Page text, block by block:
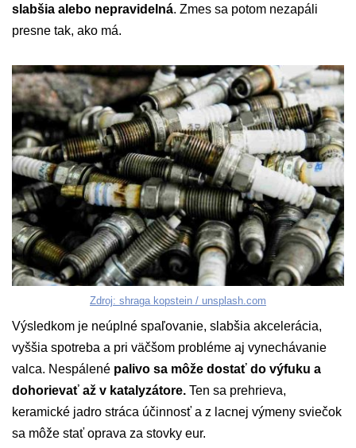
slabšia alebo nepravidelná. Zmes sa potom nezapáli
presne tak, ako má.
Zdroj: shraga kopstein / unsplash.com
Výsledkom je neúplné spaľovanie, slabšia akcelerácia,
vyššia spotreba a pri väčšom probléme aj vynechávanie
valca. Nespálené palivo sa môže dostať do výfuku a
dohorievať až v katalyzátore. Ten sa prehrieva,
keramické jadro stráca účinnosť a z lacnej výmeny sviečok
sa môže stať oprava za stovky eur.